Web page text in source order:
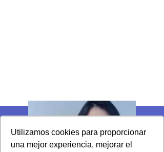
Utilizamos cookies para proporcionar
una mejor experiencia, mejorar el